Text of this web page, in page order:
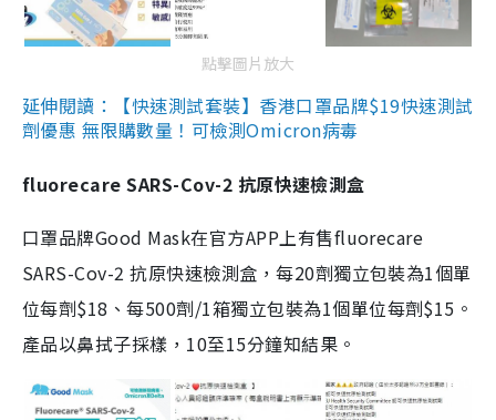
點擊圖片放大
延伸閱讀：【快速測試套裝】香港口罩品牌$19快速測試
劑優惠 無限購數量！可檢測Omicron病毒
fluorecare SARS-Cov-2 抗原快速檢測盒
口罩品牌Good Mask在官方APP上有售fluorecare
SARS-Cov-2 抗原快速檢測盒，每20劑獨立包裝為1個單
位每劑$18、每500劑/1箱獨立包裝為1個單位每劑$15。
產品以鼻拭子採樣，10至15分鐘知結果。